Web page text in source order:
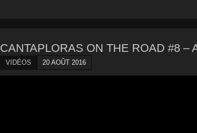
CANTAPLORAS ON THE ROAD #8 –
VIDÉOS 20 AOÛT 2016